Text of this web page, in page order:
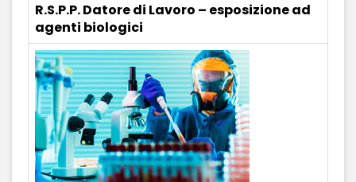
R.S.P.P. Datore di Lavoro – esposizione ad
agenti biologici